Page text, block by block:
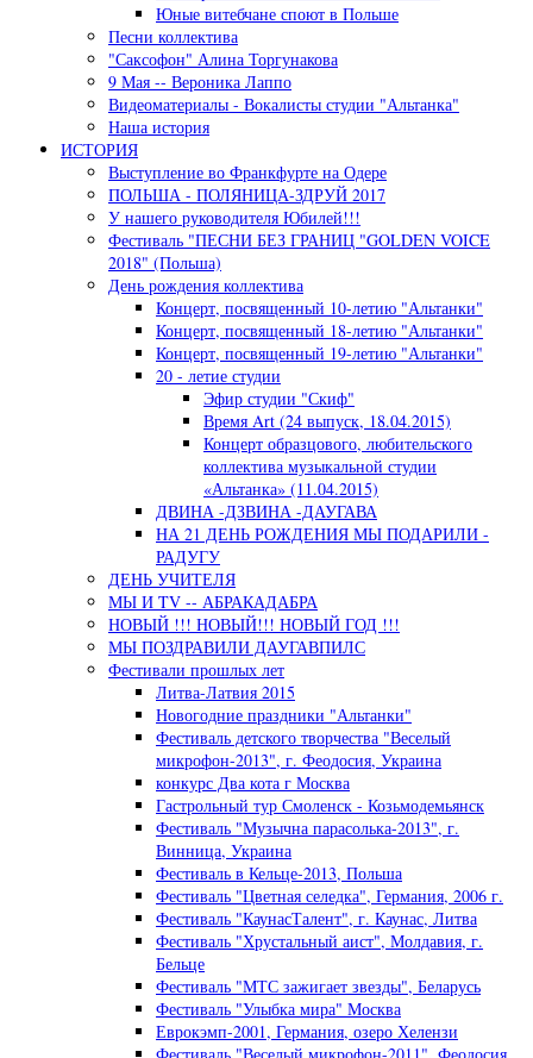
Юные витебчане споют в Польше
Песни коллектива
"Саксофон" Алина Торгунакова
9 Мая -- Вероника Лаппо
Видеоматериалы - Вокалисты студии "Альтанка"
Наша история
ИСТОРИЯ
Выступление во Франкфурте на Одере
ПОЛЬША - ПОЛЯНИЦА-ЗДРУЙ 2017
У нашего руководителя Юбилей!!!
Фестиваль "ПЕСНИ БЕЗ ГРАНИЦ "GOLDEN VOICE
2018" (Польша)
День рождения коллектива
Концерт, посвященный 10-летию "Альтанки"
Концерт, посвященный 18-летию "Альтанки"
Концерт, посвященный 19-летию "Альтанки"
20 - летие студии
Эфир студии "Скиф"
Время Art (24 выпуск, 18.04.2015)
Концерт образцового, любительского
коллектива музыкальной студии
«Альтанка» (11.04.2015)
ДВИНА -ДЗВИНА -ДАУГАВА
НА 21 ДЕНЬ РОЖДЕНИЯ МЫ ПОДАРИЛИ -
РАДУГУ
ДЕНЬ УЧИТЕЛЯ
МЫ И TV -- АБРАКАДАБРА
НОВЫЙ !!! НОВЫЙ!!! НОВЫЙ ГОД !!!
МЫ ПОЗДРАВИЛИ ДАУГАВПИЛС
Фестивали прошлых лет
Литва-Латвия 2015
Новогодние праздники "Альтанки"
Фестиваль детского творчества "Веселый
микрофон-2013", г. Феодосия, Украина
конкурс Два кота г Москва
Гастрольный тур Смоленск - Козьмодемьянск
Фестиваль "Музычна парасолька-2013", г.
Винница, Украина
Фестиваль в Кельце-2013, Польша
Фестиваль "Цветная селедка", Германия, 2006 г.
Фестиваль "КаунасТалент", г. Каунас, Литва
Фестиваль "Хрустальный аист", Молдавия, г.
Бельце
Фестиваль "МТС зажигает звезды", Беларусь
Фестиваль "Улыбка мира" Москва
Еврокэмп-2001, Германия, озеро Хелензи